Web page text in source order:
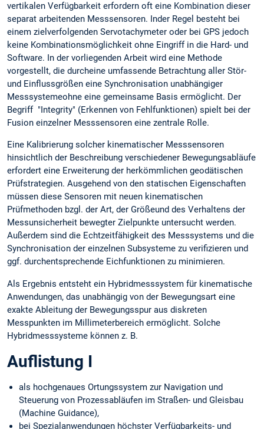
vertikalen Verfügbarkeit erfordern oft eine Kombination dieser
separat arbeitenden Messsensoren. Inder Regel besteht bei
einem zielverfolgenden Servotachymeter oder bei GPS jedoch
keine Kombinationsmöglichkeit ohne Eingriff in die Hard- und
Software. In der vorliegenden Arbeit wird eine Methode
vorgestellt, die durcheine umfassende Betrachtung aller Stör-
und Einflussgrößen eine Synchronisation unabhängiger
Messsystemeohne eine gemeinsame Basis ermöglicht. Der
Begriff "Integrity" (Erkennen von Fehlfunktionen) spielt bei der
Fusion einzelner Messsensoren eine zentrale Rolle.
Eine Kalibrierung solcher kinematischer Messsensoren
hinsichtlich der Beschreibung verschiedener Bewegungsabläufe
erfordert eine Erweiterung der herkömmlichen geodätischen
Prüfstrategien. Ausgehend von den statischen Eigenschaften
müssen diese Sensoren mit neuen kinematischen
Prüfmethoden bzgl. der Art, der Größeund des Verhaltens der
Messunsicherheit bewegter Zielpunkte untersucht werden.
Außerdem sind die Echtzeitfähigkeit des Messsystems und die
Synchronisation der einzelnen Subsysteme zu verifizieren und
ggf. durchentsprechende Eichfunktionen zu minimieren.
Als Ergebnis entsteht ein Hybridmesssystem für kinematische
Anwendungen, das unabhängig von der Bewegungsart eine
exakte Ableitung der Bewegungsspur aus diskreten
Messpunkten im Millimeterbereich ermöglicht. Solche
Hybridmesssysteme können z. B.
Auflistung I
als hochgenaues Ortungssystem zur Navigation und
Steuerung von Prozessabläufen im Straßen- und Gleisbau
(Machine Guidance),
bei Spezialanwendungen höchster Verfügbarkeits- und